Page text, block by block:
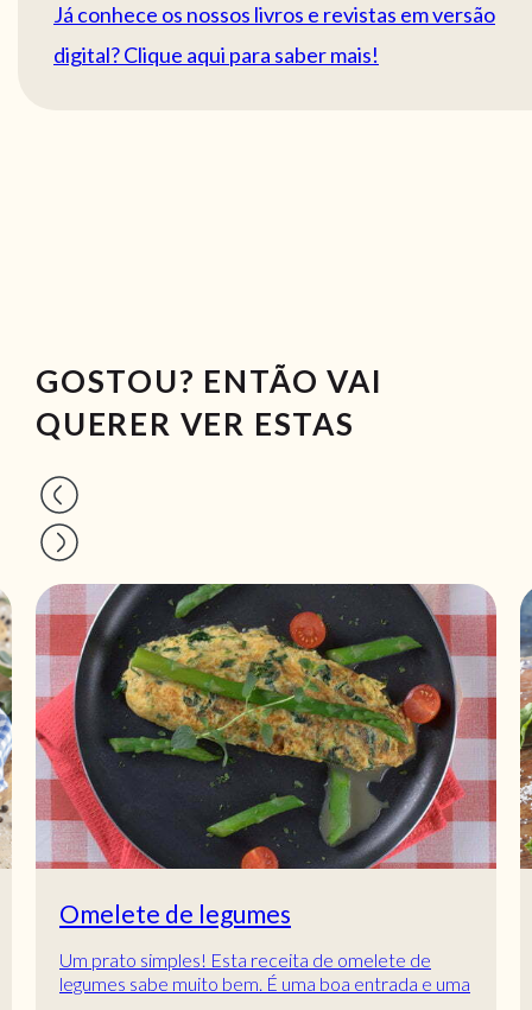
Já conhece os nossos livros e revistas em versão
digital? Clique aqui para saber mais!
GOSTOU? ENTÃO VAI
QUERER VER ESTAS
Omelete de legumes
Um prato simples! Esta receita de omelete de
legumes sabe muito bem. É uma boa entrada e uma